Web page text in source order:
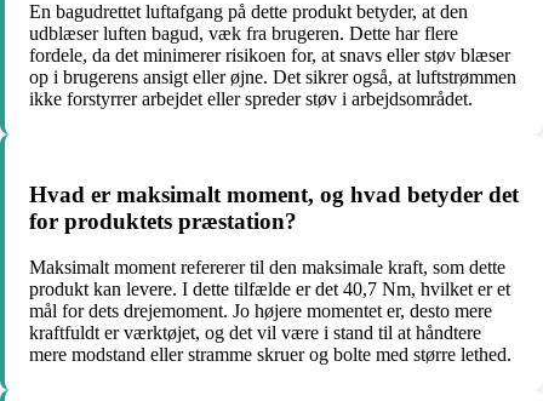
En bagudrettet luftafgang på dette produkt betyder, at den
udblæser luften bagud, væk fra brugeren. Dette har flere
fordele, da det minimerer risikoen for, at snavs eller støv blæser
op i brugerens ansigt eller øjne. Det sikrer også, at luftstrømmen
ikke forstyrrer arbejdet eller spreder støv i arbejdsområdet.
Hvad er maksimalt moment, og hvad betyder det
for produktets præstation?
Maksimalt moment refererer til den maksimale kraft, som dette
produkt kan levere. I dette tilfælde er det 40,7 Nm, hvilket er et
mål for dets drejemoment. Jo højere momentet er, desto mere
kraftfuldt er værktøjet, og det vil være i stand til at håndtere
mere modstand eller stramme skruer og bolte med større lethed.